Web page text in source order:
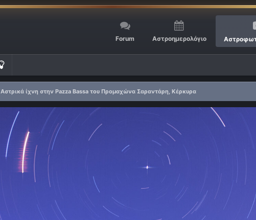
Forum Αστροημερολόγιο
Αστρικά ίχνη στην Pazza Bassa του Προμαχώνα Σαραντάρη, Κέρκυρα